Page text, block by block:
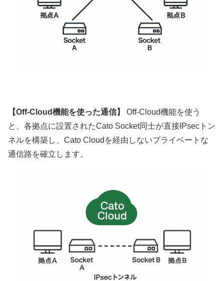
【Off-Cloud機能を使った通信】
Off-Cloud機能を使う
と、各拠点に設置されたCato Socket同士が直接IPsecトン
ネルを構築し、Cato Cloudを経由しないプライベートな
通信路を確立します。